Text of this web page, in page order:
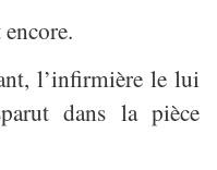
l’infirmière le lui
dans la pièce